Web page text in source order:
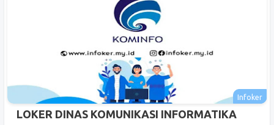
LOKER DINAS KOMUNIKASI INFORMATIKA